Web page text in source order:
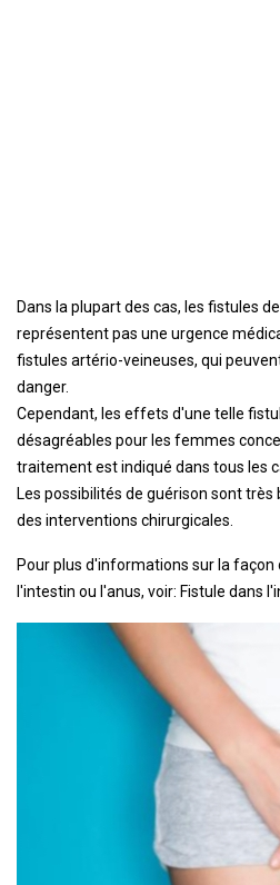
Dans la plupart des cas, les fistules
représentent pas une urgence
fistules artério-veineuses, qui
danger.
Cependant, les effets d'une telle
désagréables pour les femmes
traitement est indiqué dans tous les
Les possibilités de guérison sont
des interventions chirurgicales.
Pour plus d'informations sur la
l'intestin ou l'anus, voir: Fistule dans